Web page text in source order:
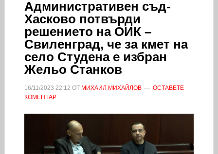
Административен съд-
Хасково потвърди
решението на ОИК –
Свиленград, че за кмет на
село Студена е избран
Жельо Станков
16/11/2023 22:12 ОТ МИХАИЛ МИХАЙЛОВ
ОСТАВЕТЕ
КОМЕНТАР